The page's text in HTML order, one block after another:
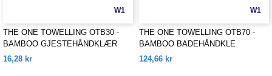
W1
THE ONE TOWELLING OTB30 -
BAMBOO GJESTEHÅNDKLÆR
16,28 kr
W1
THE ONE TOWELLING OTB70 -
BAMBOO BADEHÅNDKLE
124,66 kr